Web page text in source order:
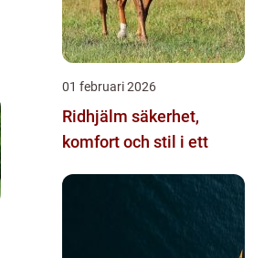
01 februari 2026
Ridhjälm säkerhet,
komfort och stil i ett